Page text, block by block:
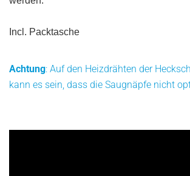
Incl. Packtasche
Achtung: Auf den Heizdrähten der
kann es sein, dass die Saugnäpfe nicht